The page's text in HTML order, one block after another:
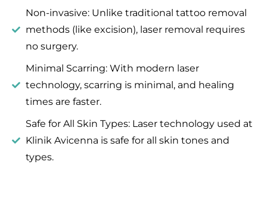
Non-invasive: Unlike traditional tattoo removal
methods (like excision), laser removal requires
no surgery.
Minimal Scarring: With modern laser
technology, scarring is minimal, and healing
times are faster.
Safe for All Skin Types: Laser technology used at
Klinik Avicenna is safe for all skin tones and
types.